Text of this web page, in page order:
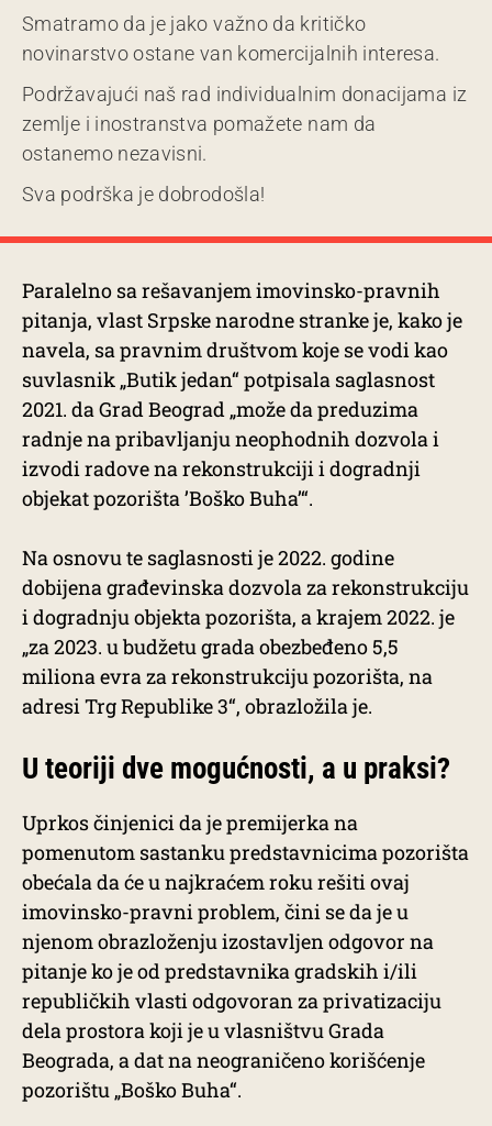
Smatramo da je jako važno da kritičko
novinarstvo ostane van komercijalnih interesa.
Podržavajući naš rad individualnim donacijama iz
zemlje i inostranstva pomažete nam da
ostanemo nezavisni.
Sva podrška je dobrodošla!
Paralelno sa rešavanjem imovinsko-pravnih
pitanja, vlast Srpske narodne stranke je, kako je
navela, sa pravnim društvom koje se vodi kao
suvlasnik „Butik jedan“ potpisala saglasnost
2021. da Grad Beograd „može da preduzima
radnje na pribavljanju neophodnih dozvola i
izvodi radove na rekonstrukciji i dogradnji
objekat pozorišta ’Boško Buha’“.
Na osnovu te saglasnosti je 2022. godine
dobijena građevinska dozvola za rekonstrukciju
i dogradnju objekta pozorišta, a krajem 2022. je
„za 2023. u budžetu grada obezbeđeno 5,5
miliona evra za rekonstrukciju pozorišta, na
adresi Trg Republike 3“, obrazložila je.
U teoriji dve mogućnosti, a u praksi?
Uprkos činjenici da je premijerka na
pomenutom sastanku predstavnicima pozorišta
obećala da će u najkraćem roku rešiti ovaj
imovinsko-pravni problem, čini se da je u
njenom obrazloženju izostavljen odgovor na
pitanje ko je od predstavnika gradskih i/ili
republičkih vlasti odgovoran za privatizaciju
dela prostora koji je u vlasništvu Grada
Beograda, a dat na neograničeno korišćenje
pozorištu „Boško Buha“.